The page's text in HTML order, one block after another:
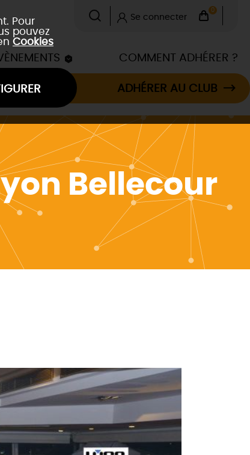
Pour
pouvez
Cookies
0
Se connecter
COMMENT ADHÉRER ?
ADHÉRER AU CLUB
Bellecour